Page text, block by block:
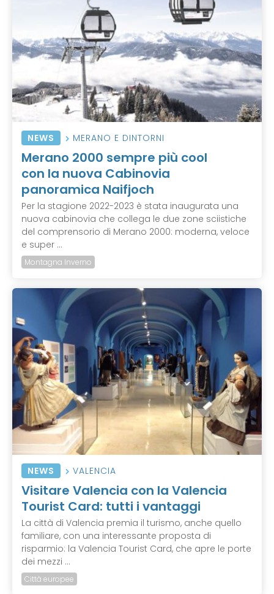
NEWS MERANO E DINTORNI
Merano 2000 sempre più cool
con la nuova Cabinovia
panoramica Naifjoch
Per la stagione 2022-2023 è stata inaugurata una
nuova cabinovia che collega le due zone sciistiche
del comprensorio di Merano 2000: moderna, veloce
e super ...
Montagna Inverno
NEWS VALENCIA
Visitare Valencia con la Valencia
Tourist Card: tutti i vantaggi
La città di Valencia premia il turismo, anche quello
familiare, con una interessante proposta di
risparmio: la Valencia Tourist Card, che apre le porte
dei mezzi ...
Città europee